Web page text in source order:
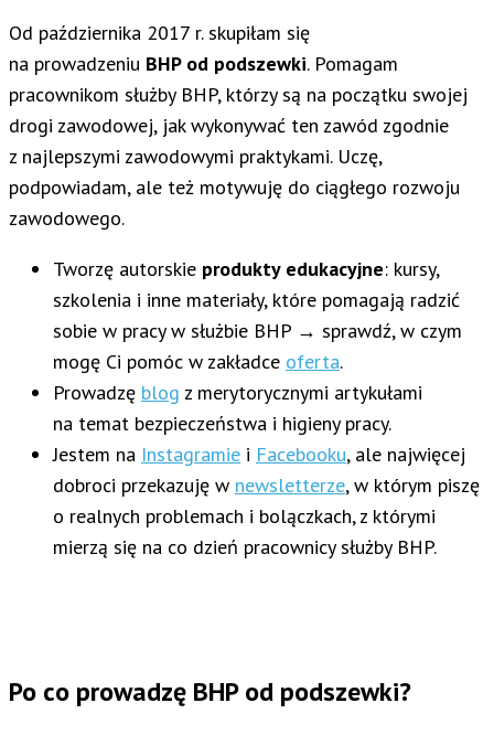
Od października 2017 r. skupiłam się
na prowadzeniu BHP od podszewki. Pomagam
pracownikom służby BHP, którzy są na początku swojej
drogi zawodowej, jak wykonywać ten zawód zgodnie
z najlepszymi zawodowymi praktykami. Uczę,
podpowiadam, ale też motywuję do ciągłego rozwoju
zawodowego.
Tworzę autorskie produkty edukacyjne: kursy,
szkolenia i inne materiały, które pomagają radzić
sobie w pracy w służbie BHP → sprawdź, w czym
mogę Ci pomóc w zakładce oferta.
Prowadzę blog z merytorycznymi artykułami
na temat bezpieczeństwa i higieny pracy.
Jestem na Instagramie i Facebooku, ale najwięcej
dobroci przekazuję w newsletterze, w którym piszę
o realnych problemach i bolączkach, z którymi
mierzą się na co dzień pracownicy służby BHP.
Po co prowadzę BHP od podszewki?